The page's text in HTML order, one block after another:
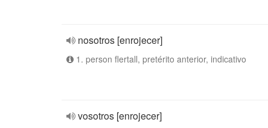
nosotros [enrojecer]
1. person flertall, pretérito anterior, indicativo
vosotros [enrojecer]